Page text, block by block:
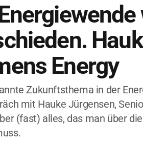
Energy
Zukunftsthema in der
mit Hauke Jürgensen,
(fast) alles, das man über